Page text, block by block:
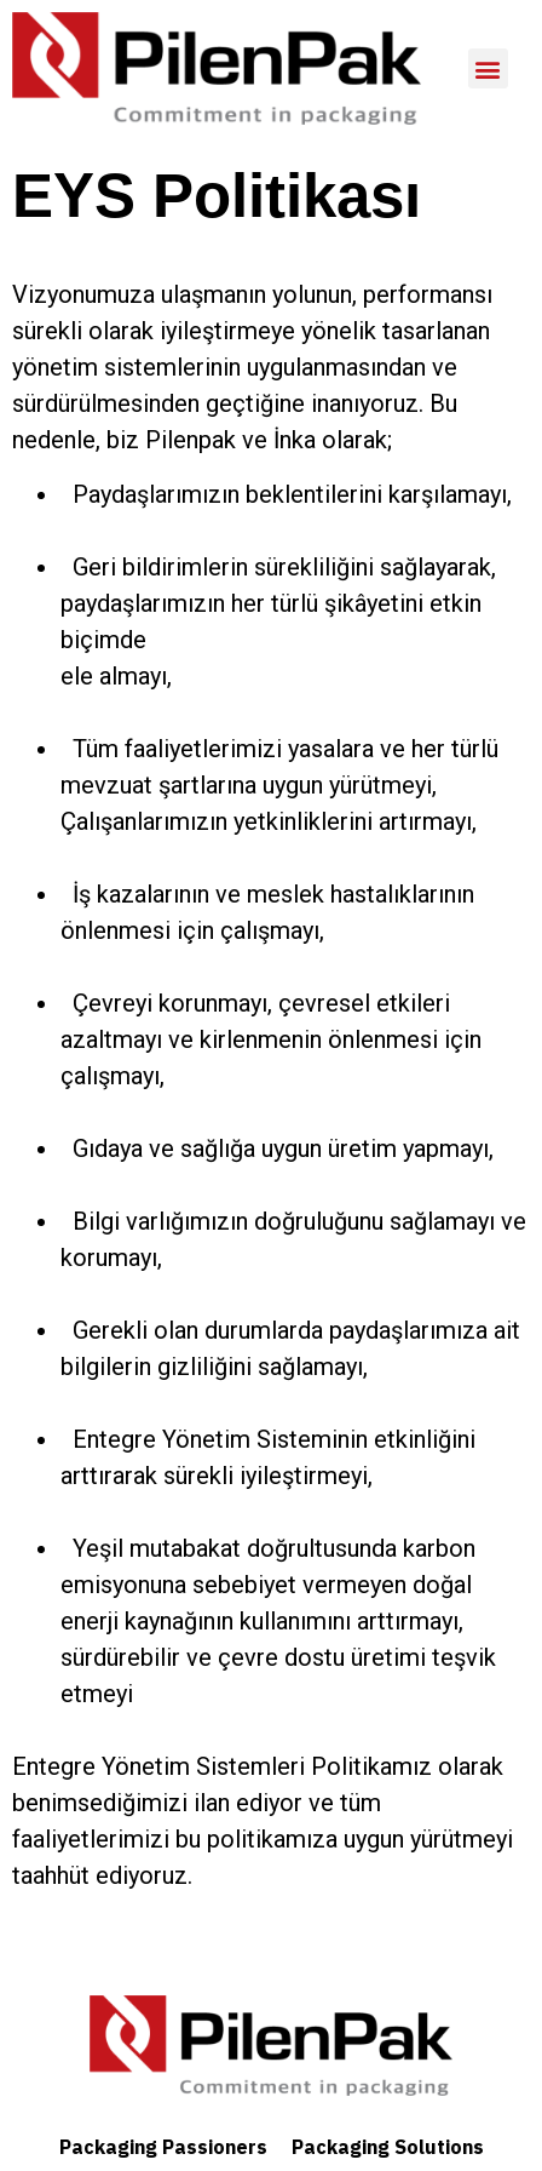
EYS Politikası
Vizyonumuza ulaşmanın yolunun, performansı
sürekli olarak iyileştirmeye yönelik tasarlanan
yönetim sistemlerinin uygulanmasından ve
sürdürülmesinden geçtiğine inanıyoruz. Bu
nedenle, biz Pilenpak ve İnka olarak;
Paydaşlarımızın beklentilerini karşılamayı,
Geri bildirimlerin sürekliliğini sağlayarak,
paydaşlarımızın her türlü şikâyetini etkin
biçimde
ele almayı,
Tüm faaliyetlerimizi yasalara ve her türlü
mevzuat şartlarına uygun yürütmeyi,
Çalışanlarımızın yetkinliklerini artırmayı,
İş kazalarının ve meslek hastalıklarının
önlenmesi için çalışmayı,
Çevreyi korunmayı, çevresel etkileri
azaltmayı ve kirlenmenin önlenmesi için
çalışmayı,
Gıdaya ve sağlığa uygun üretim yapmayı,
Bilgi varlığımızın doğruluğunu sağlamayı ve
korumayı,
Gerekli olan durumlarda paydaşlarımıza ait
bilgilerin gizliliğini sağlamayı,
Entegre Yönetim Sisteminin etkinliğini
arttırarak sürekli iyileştirmeyi,
Yeşil mutabakat doğrultusunda karbon
emisyonuna sebebiyet vermeyen doğal
enerji kaynağının kullanımını arttırmayı,
sürdürebilir ve çevre dostu üretimi teşvik
etmeyi
Entegre Yönetim Sistemleri Politikamız olarak
benimsediğimizi ilan ediyor ve tüm
faaliyetlerimizi bu politikamıza uygun yürütmeyi
taahhüt ediyoruz.
Packaging Passioners Packaging Solutions